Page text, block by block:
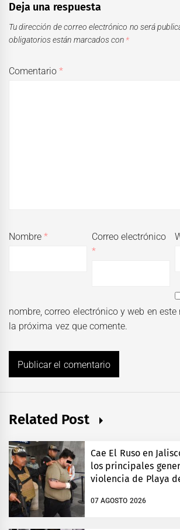
Deja una respuesta
Tu dirección de correo electrónico no será
obligatorios están marcados con *
Comentario*
Nombre*
Correo electrónico
*
nombre, correo electrónico y web en este
la próxima vez que comente.
Related Post
Cae El Ruso en
los principales
violencia de Playa
07 AGOSTO 2026